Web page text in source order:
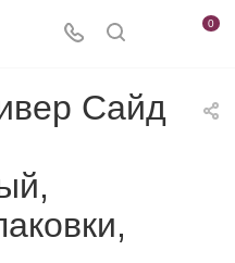
0
Сайд